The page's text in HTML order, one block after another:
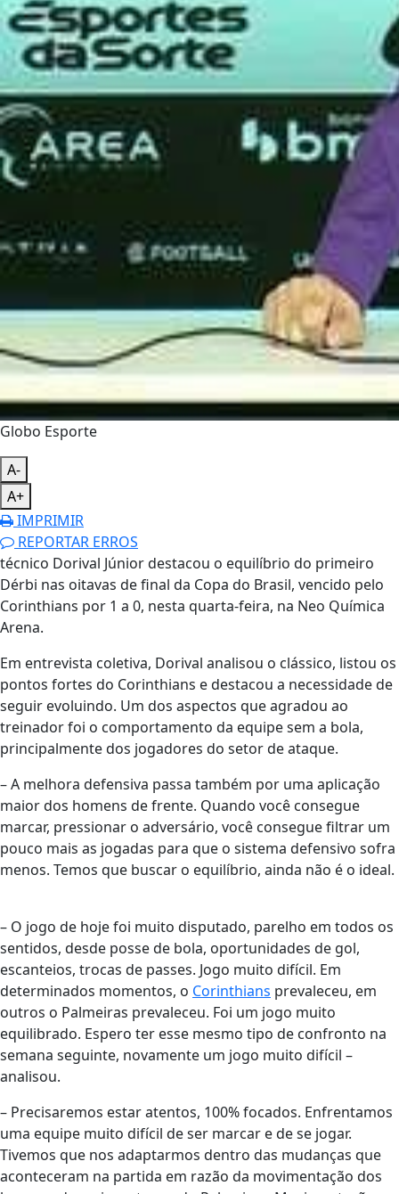
Globo Esporte
A-
A+
IMPRIMIR
REPORTAR ERROS
técnico Dorival Júnior destacou o equilíbrio do primeiro
Dérbi nas oitavas de final da Copa do Brasil, vencido pelo
Corinthians por 1 a 0, nesta quarta-feira, na Neo Química
Arena.
Em entrevista coletiva, Dorival analisou o clássico, listou os
pontos fortes do Corinthians e destacou a necessidade de
seguir evoluindo. Um dos aspectos que agradou ao
treinador foi o comportamento da equipe sem a bola,
principalmente dos jogadores do setor de ataque.
– A melhora defensiva passa também por uma aplicação
maior dos homens de frente. Quando você consegue
marcar, pressionar o adversário, você consegue filtrar um
pouco mais as jogadas para que o sistema defensivo sofra
menos. Temos que buscar o equilíbrio, ainda não é o ideal.
– O jogo de hoje foi muito disputado, parelho em todos os
sentidos, desde posse de bola, oportunidades de gol,
escanteios, trocas de passes. Jogo muito difícil. Em
determinados momentos, o Corinthians prevaleceu, em
outros o Palmeiras prevaleceu. Foi um jogo muito
equilibrado. Espero ter esse mesmo tipo de confronto na
semana seguinte, novamente um jogo muito difícil –
analisou.
– Precisaremos estar atentos, 100% focados. Enfrentamos
uma equipe muito difícil de ser marcar e de se jogar.
Tivemos que nos adaptarmos dentro das mudanças que
aconteceram na partida em razão da movimentação dos